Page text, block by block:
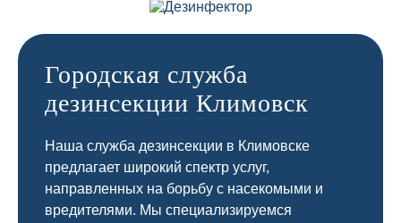
Городская служба
дезинсекции Климовск
Наша служба дезинсекции в Климовске
предлагает широкий спектр услуг,
направленных на борьбу с насекомыми и
вредителями. Мы специализируемся